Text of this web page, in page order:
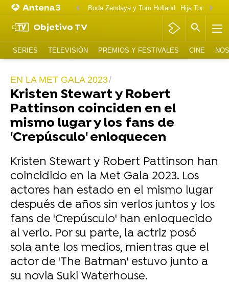
Boda Zendaya y Tom Holland Hija Tom
Objetivo TV
SERIES TELEVISIÓN PREMIOS Y FESTIVALES CINE
EN LA MET GALA 2023
Kristen Stewart y Robert
Pattinson coinciden en el
mismo lugar y los fans de
'Crepúsculo' enloquecen
Kristen Stewart y Robert Pattinson han
coincidido en la Met Gala 2023. Los
actores han estado en el mismo lugar
después de años sin verlos juntos y los
fans de 'Crepúsculo' han enloquecido
al verlo. Por su parte, la actriz posó
sola ante los medios, mientras que el
actor de 'The Batman' estuvo junto a
su novia Suki Waterhouse.